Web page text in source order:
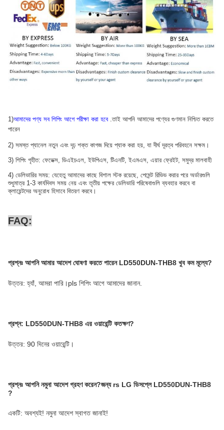
1)আমাদের পণ্য সব শিপিং আগে পরীক্ষা করা হবে .তাই আপনি আমাদের পণ্যের গুণমান নিশ্চিত করতে
পারেন
2) সমস্ত প্যানেল নতুন এবং দৃঢ় শক্ত কাগজ দিয়ে প্যাক করা হয়, যা দীর্ঘ দূরত্ব পরিবহনে সক্ষম।
3) শিপিং গৃহীত: ফেডেক্স, ডিএইচএল, ইউপিএস, টিএনটি, ইএমএস, এয়ার ফ্রেইট, সমুদ্র মালবাহী
4) ডেলিভারির সময়: যেহেতু আমাদের কাছে বিশাল স্টক রয়েছে, পেমেন্ট রিভিভ করার পরে অর্ডারগুলি
শুধুমাত্র 1-3 কার্যদিবস সময় নেয় এবং তৃতীয় পক্ষের ডেলিভারি পরিষেবাগুলি ব্যবহার করবে বা
ক্লায়েন্টদের অনুরোধ হিসাবে বিতরণ করবে।
FAQ:
প্রশ্নঃ আপনি আমার আদেশ ঘোষণা করতে পারেন LD550DUN-THB8 খুব কম মূল্যে?
উত্তর: হ্যাঁ, আমরা পারি।pls শিপিং আগে আমাদের জানান.
প্রশ্ন: LD550DUN-THB8 এর ওয়ারেন্টি কতক্ষণ?
উত্তর: 90 দিনের ওয়ারেন্টি।
প্রশ্নঃ আপনি নমুনা আদেশ গ্রহণ করেন?জন্য rs LG ডিসপ্লে LD550DUN-THB8
?
একটি: অবশ্যই! নমুনা আদেশ স্বাগত জানাই!